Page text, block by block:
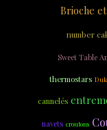
Brioche
number
Sweet Table
thermostars
cannelés
navets croutons